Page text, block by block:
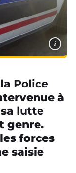
i
Police
à
lutte
genre.
forces
saisie